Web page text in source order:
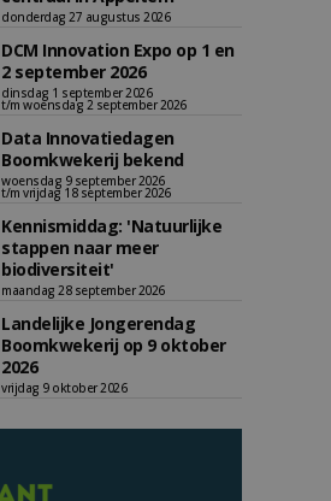
donderdag 27 augustus 2026
DCM Innovation Expo op 1 en
2 september 2026
dinsdag 1 september 2026
t/m woensdag 2 september 2026
Data Innovatiedagen
Boomkwekerij bekend
woensdag 9 september 2026
t/m vrijdag 18 september 2026
Kennismiddag: 'Natuurlijke
stappen naar meer
biodiversiteit'
maandag 28 september 2026
Landelijke Jongerendag
Boomkwekerij op 9 oktober
2026
vrijdag 9 oktober 2026